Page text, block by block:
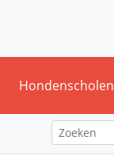
Hondenscholen